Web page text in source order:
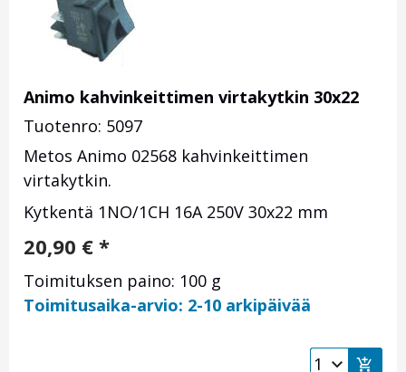
Animo kahvinkeittimen virtakytkin 30x22
Tuotenro: 5097
Metos Animo 02568 kahvinkeittimen
virtakytkin.
Kytkentä 1NO/1CH 16A 250V 30x22 mm
20,90 € *
Toimituksen paino: 100 g
Toimitusaika-arvio: 2-10 arkipäivää